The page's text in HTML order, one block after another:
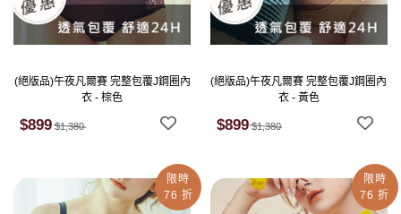
(絕版品)午夜凡爾賽 完整包覆J鋼圈內
衣 - 棕色
$899 $1,380
(絕版品)午夜凡爾賽 完整包覆J鋼圈內
衣 - 黃色
$899 $1,380
限時
76 折
限時
76 折